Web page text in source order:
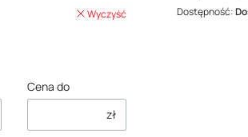
Wyczyść
Cena do
zł
Dostępność: